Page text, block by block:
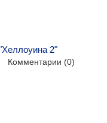
2"
Комментарии (0)